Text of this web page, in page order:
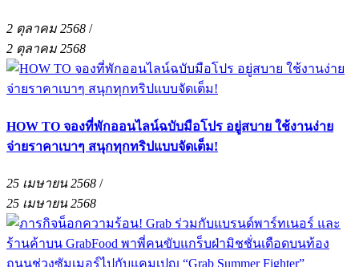
2 ตุลาคม 2568 /
2 ตุลาคม 2568
HOW TO จองที่พักออนไลน์ฉบับมือโปร อยู่สบาย ใช้งานง่าย
จ่ายราคาเบาๆ สนุกทุกทริปแบบจัดเต็ม!
25 เมษายน 2568 /
25 เมษายน 2568